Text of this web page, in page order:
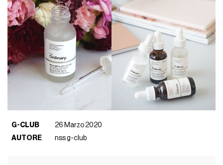
G-CLUB
26 Marzo 2020
AUTORE
nss g-club